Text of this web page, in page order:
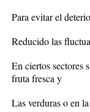
Para evitar el
Reducido las
En ciertos sectores
fruta fresca y
Las verduras o en